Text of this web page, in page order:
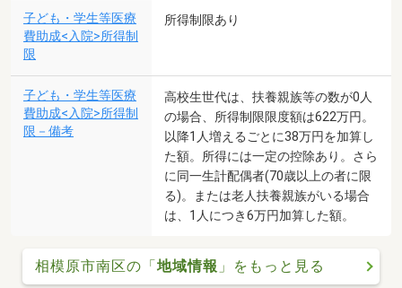
子ども・学生等医療
費助成<入院>所得制
限
所得制限あり
子ども・学生等医療
費助成<入院>所得制
限－備考
高校生世代は、扶養親族等の数が0人
の場合、所得制限限度額は622万円。
以降1人増えるごとに38万円を加算し
た額。所得には一定の控除あり。さら
に同一生計配偶者(70歳以上の者に限
る)。または老人扶養親族がいる場合
は、1人につき6万円加算した額。
相模原市南区の「地域情報 」をもっと見る